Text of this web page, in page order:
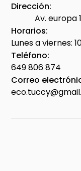
Dirección:
Av. europa
Horarios:
Lunes a viernes:
Teléfono:
649 806 874
Correo